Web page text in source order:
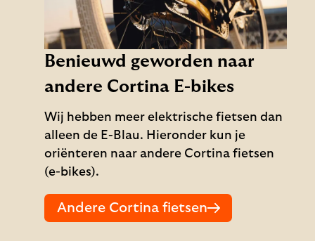
Benieuwd geworden naar
andere Cortina E-bikes
Wij hebben meer elektrische fietsen dan
alleen de E-Blau. Hieronder kun je
oriënteren naar andere Cortina fietsen
(e-bikes).
Andere Cortina fietsen